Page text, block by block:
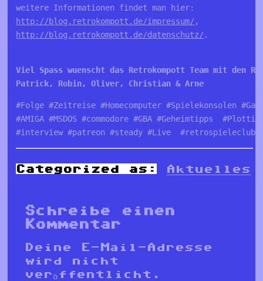
http://blog.retrokompott.de/impressum/
http://blog.retrokompott.de/datenschutz/ .
Viel Spass wuenscht das Retrokompott Team mit den
#Folge #Zeitreise #Homecomputer #Spielekonsolen
#AMIGA #MSDOS #commodore #GBA #Geheimtipps
#interview #patreon #steady #Live  #retrospieleclub
Categorized as: Aktuelles
Schreibe einen
Kommentar
Deine E-Mail-Adresse
wird nicht
veröffentlicht.